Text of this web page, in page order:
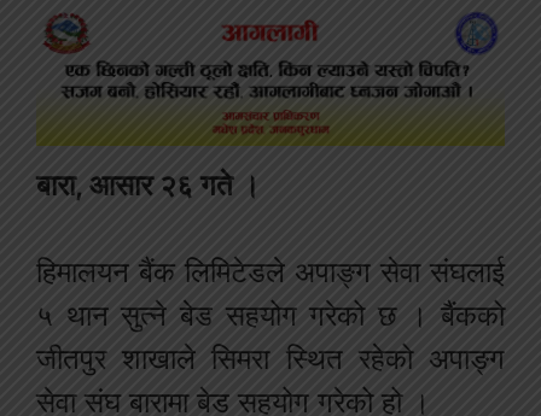
बारा, आसार २६ गते ।
हिमालयन बैंक लिमिटेडले अपाङ्ग सेवा संघलाई
५ थान सुत्ने बेड सहयोग गरेको छ । बैंकको
जीतपुर शाखाले सिमरा स्थित रहेको अपाङ्ग
सेवा संघ बारामा बेड सहयोग गरेको हो ।